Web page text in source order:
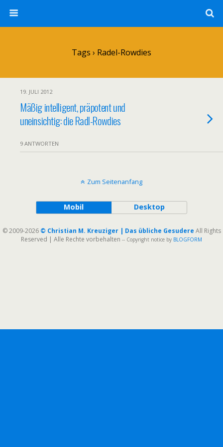
Tags › Radel-Rowdies
19. JULI 2012
Mäßig intelligent, präpotent und
uneinsichtig: die Radl-Rowdies
9 ANTWORTEN
Zum Seitenanfang
Mobil Desktop
© 2009-2026 © Christian M. Kreuziger | Das übliche Gesudere All Rights
Reserved | Alle Rechte vorbehalten -- Copyright notice by BLOGFORM